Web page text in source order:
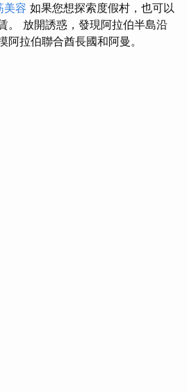
美容 如果您想探索度假村，也可以
。 放開誘惑，發現阿拉伯半島沿
拉伯聯合酋長國和阿曼。